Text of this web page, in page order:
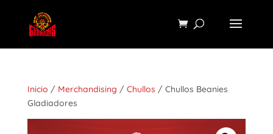
Inicio / Merchandising / Chullos / Chullos Beanies
Gladiadores